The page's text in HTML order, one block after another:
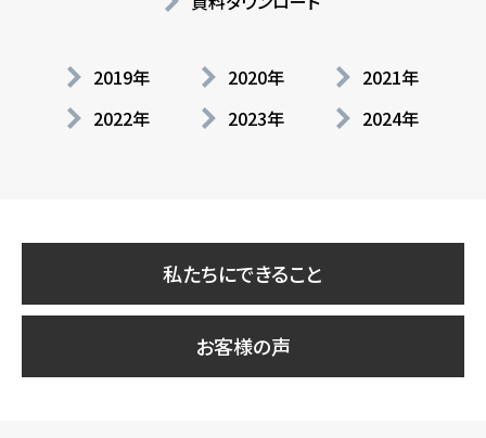
2019年 2020年
2021年
2022年
2023年 2024年
私たちにできること
お客様の声